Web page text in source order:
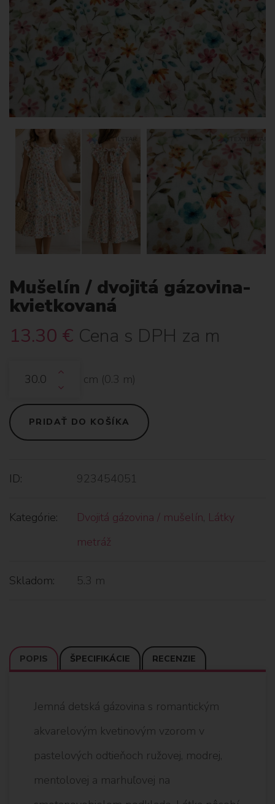
Mušelín / dvojitá gázovina-
kvietkovaná
13.30 € Cena s DPH za m
cm (0.3 m)
PRIDAŤ DO KOŠÍKA
ID: 923454051
Kategórie: Dvojitá gázovina / mušelín, Látky
metráž
Skladom: 5.3 m
POPIS ŠPECIFIKÁCIE RECENZIE
Jemná detská gázovina s romantickým
akvarelovým kvetinovým vzorom v
pastelových odtieňoch ružovej, modrej,
mentolovej a marhuľovej na